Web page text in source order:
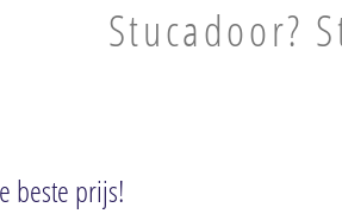
Stucadoor?
beste prijs!